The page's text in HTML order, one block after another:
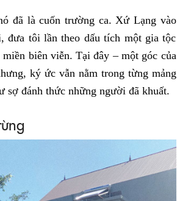
đã là cuốn trường ca. Xứ Lạng vào
đưa tôi lần theo dấu tích một gia tộc
biên viễn. Tại đây – một góc của
ký ức vẫn nằm trong từng mảng
sợ đánh thức những người đã khuất.